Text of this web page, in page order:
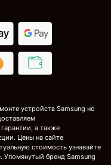
устройств Samsung но
а также
Цены на сайте
стоимость узнавайте
Упомянутый бренд Samsung